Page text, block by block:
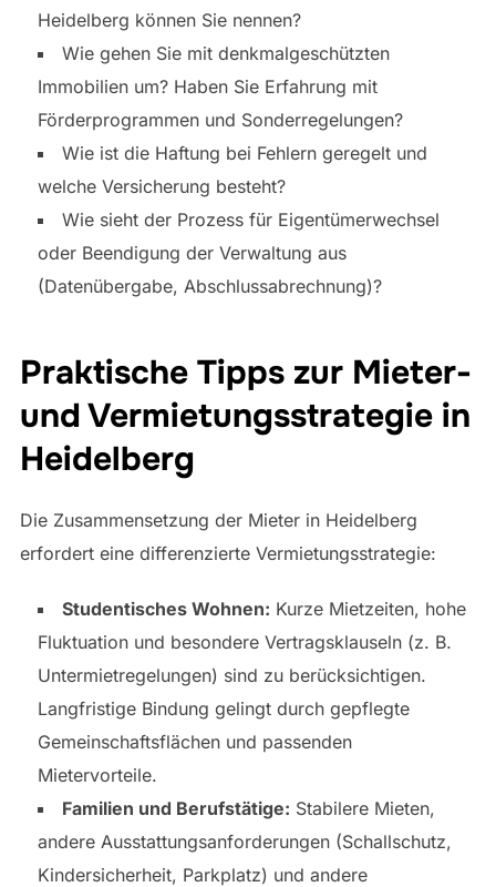
Heidelberg können Sie nennen?
Wie gehen Sie mit denkmalgeschützten
Immobilien um? Haben Sie Erfahrung mit
Förderprogrammen und Sonderregelungen?
Wie ist die Haftung bei Fehlern geregelt und
welche Versicherung besteht?
Wie sieht der Prozess für Eigentümerwechsel
oder Beendigung der Verwaltung aus
(Datenübergabe, Abschlussabrechnung)?
Praktische Tipps zur Mieter-
und Vermietungsstrategie in
Heidelberg
Die Zusammensetzung der Mieter in Heidelberg
erfordert eine differenzierte Vermietungsstrategie:
Studentisches Wohnen: Kurze Mietzeiten, hohe
Fluktuation und besondere Vertragsklauseln (z. B.
Untermietregelungen) sind zu berücksichtigen.
Langfristige Bindung gelingt durch gepflegte
Gemeinschaftsflächen und passenden
Mietervorteile.
Familien und Berufstätige: Stabilere Mieten,
andere Ausstattungsanforderungen (Schallschutz,
Kindersicherheit, Parkplatz) und andere